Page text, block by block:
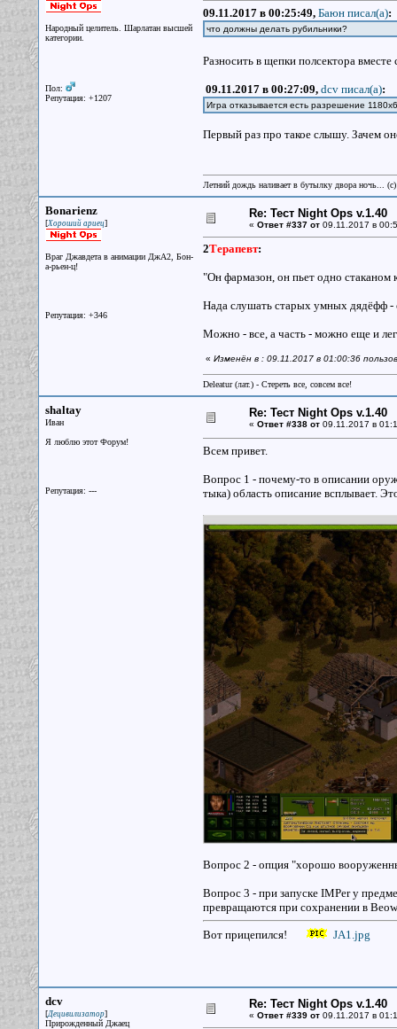
Народный целитель. Шарлатан высшей
категории.
Пол:
Репутация: +1207
09.11.2017 в 00:25:49, Баюн писал(a):
что должны делать рубильники?
Разносить в щепки полсектора
09.11.2017 в 00:27:09, dcv писал(a):
Игра отказывается есть разрешение
Первый раз про такое слышу. Зачем
Летний дождь наливает в бутылку двора ночь...
Bonarienz
[Хороший ариец]
Враг Джавдета в анимации ДжА2, Бон-
а-рьен-ц!
Репутация: +346
Re: Тест Night Ops v.1.40
« Ответ #337 от09.11.2017 в
2Терапевт:
"Он фармазон, он пьет одно
Нада слушать старых умных дядёфф
Можно - все, а часть - можно еще и
« Изменён в : 09.11.2017 в 01:00:36
Deleatur (лат.) - Стереть все, совсем все!
shaltay
Иван
Я люблю этот Форум!
Репутация: ---
Re: Тест Night Ops v.1.40
« Ответ #338 от09.11.2017 в
Всем привет.
Вопрос 1 - почему-то в описании
тыка) область описание всплывает.
Вопрос 2 - опция "хорошо
Вопрос 3 - при запуске IMPer у
превращаются при сохранении в
Вот прицепился! JA1.jpg
dcv
[Децивилизатор]
Прирожденный Джаец
Re: Тест Night Ops v.1.40
« Ответ #339 от09.11.2017 в